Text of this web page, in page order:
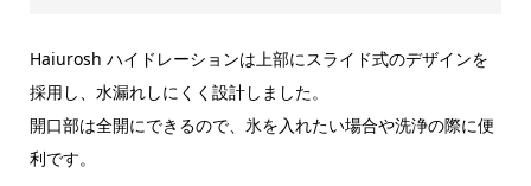
Haiurosh ハイドレーションは上部にスライド式のデザインを
採用し、水漏れしにくく設計しました。
開口部は全開にできるので、氷を入れたい場合や洗浄の際に便
利です。